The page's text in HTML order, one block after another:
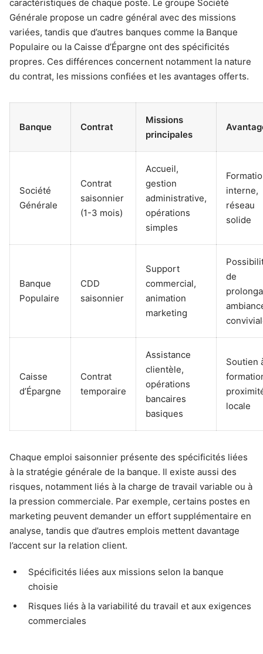
caractéristiques de chaque poste. Le groupe Société
Générale propose un cadre général avec des missions
variées, tandis que d’autres banques comme la Banque
Populaire ou la Caisse d’Épargne ont des spécificités
propres. Ces différences concernent notamment la nature
du contrat, les missions confiées et les avantages offerts.
Banque Contrat
Missions
principales
Société
Générale
Contrat
saisonnier
(1-3 mois)
Accueil,
gestion
administrative,
opérations
simples
interne,
réseau
solide
Banque
Populaire
CDD
saisonnier
Support
commercial,
animation
marketing
de
Caisse
d’Épargne
Contrat
temporaire
Assistance
clientèle,
opérations
bancaires
basiques
Soutien
locale
Chaque emploi saisonnier présente des spécificités liées
à la stratégie générale de la banque. Il existe aussi des
risques, notamment liés à la charge de travail variable ou à
la pression commerciale. Par exemple, certains postes en
marketing peuvent demander un effort supplémentaire en
analyse, tandis que d’autres emplois mettent davantage
l’accent sur la relation client.
Spécificités liées aux missions selon la banque
choisie
Risques liés à la variabilité du travail et aux exigences
commerciales